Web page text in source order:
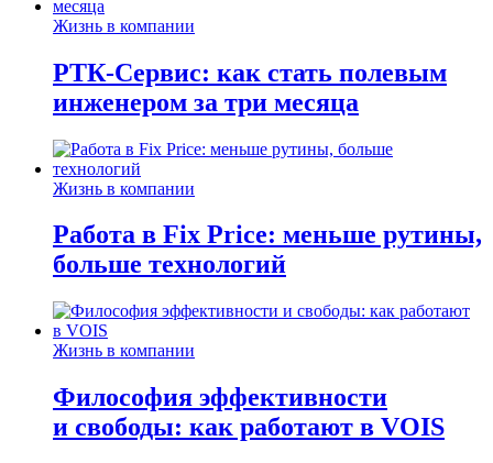
Жизнь в компании
РТК-Сервис: как стать полевым
инженером за три месяца
Жизнь в компании
Работа в Fix Price: меньше рутины,
больше технологий
Жизнь в компании
Философия эффективности
и свободы: как работают в VOIS